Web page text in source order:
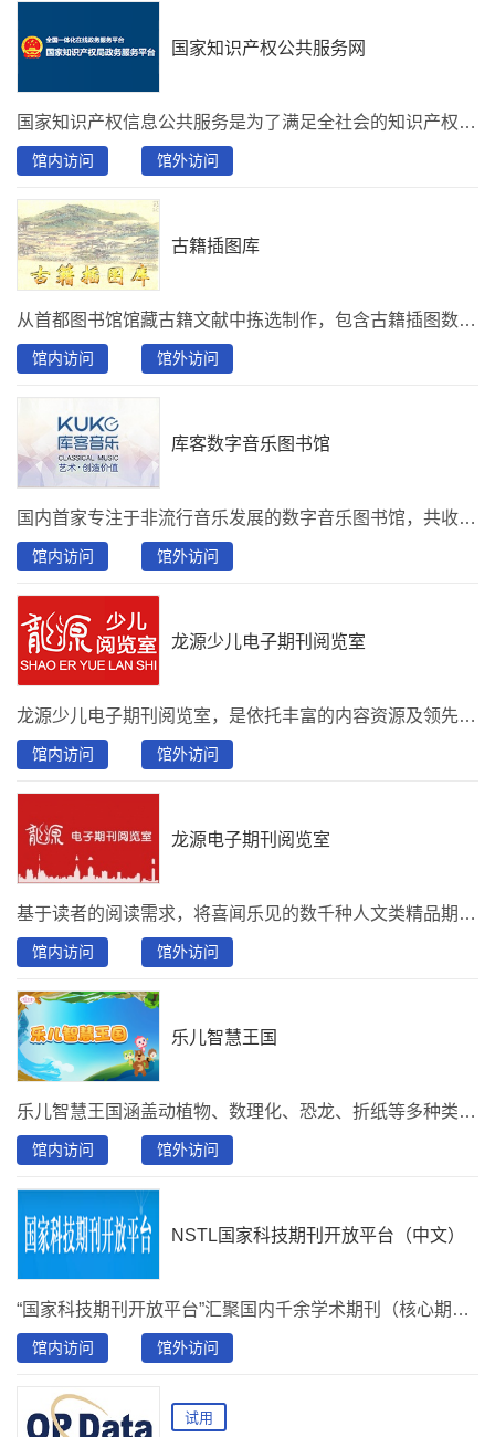
国家知识产权公共服务网
国家知识产权信息公共服务是为了满足全社会的知识产权信息基本需求、促进经济发展和科技创新而开展的知识产权信息传播利用活动，是我国知识产权有关法律和《国家知识产权战略纲要》所确定的重要工作任务之一，是知识产权制度有效运转的重要支撑。知识产权信息公共服务导航及可视化可更直观、便捷的引导公众用户获取自己需要的知识产权信息公共服务，提升知识产权信息公共服务能力。
馆内访问 馆外访问
古籍插图库
从首都图书馆馆藏古籍文献中拣选制作，包含古籍插图数据一万条。每条数据包括插图全文影像和内容标引，可以通过插图题名、绘图者、刻印者、图像内容类别（前述各类）、图中人物、地点、成图方式（木板画、石印、影印）、绘制年代、插图选取文献题名等多种途径进行关键词检索，也可以分类浏览，选图赏鉴。
馆内访问 馆外访问
库客数字音乐图书馆
国内首家专注于非流行音乐发展的数字音乐图书馆，共收藏了从中世纪时期到近现代700多个唱片厂牌、30000多位艺术家、100多种乐器、160多万首曲目。汇集了歌剧、舞蹈、音乐会现场、音乐纪录片、爵士、音乐之旅、特色电影等2000多部优秀音乐视频作品。同时，还提供5000多部配乐中英文读物，以真人朗诵的方式诠释人类文化艺术的精品。其中英语读物以西方经典文学作为起点，与优秀演员、BBC播音员合作，用故事创造出一个神奇的声音世界，旨在通过有声书的形式传播经典文学作品和古典音乐。Hi-Res提供60000多首高品质无损音源。另外还提供歌剧、音乐会、舞蹈、戏曲、相声等，提供天津音乐厅、北京音乐厅、法国剧院等剧院的演出视频。
馆内访问 馆外访问
龙源少儿电子期刊阅览室
龙源少儿电子期刊阅览室，是依托丰富的内容资源及领先的技术精心打造的一款，为少儿、教师、家长联合创建的课外综合类阅读平台。阅览室有助于青少年课外兴趣培养、教师授课和家长教育指导。分别有教育教学、少儿天地、 学生博览、健康生活、课外活动、快乐成长、学习辅导、大众阅读8大分类，资源包含500种期刊、100集音频和500种图书，推荐刊物：《读者》、《意林》、《百科知识》、《大自然探索》、《青春期健康》、《十月少年文学》、《军事文摘》、《世界博览》、《少年博览》、《中学生百科》 、《儿童故事画报》、……
馆内访问 馆外访问
龙源电子期刊阅览室
基于读者的阅读需求，将喜闻乐见的数千种人文类精品期刊，提供在线阅读的数字期刊阅览室。内容以国内出版的人文大众类精品期刊为特色，并以文本版、原貌版、语音版多元化的形式呈现，资源数量有1500种、30万册、1000万篇。
馆内访问 馆外访问
乐儿智慧王国
乐儿智慧王国涵盖动植物、数理化、恐龙、折纸等多种类别，向少儿趣味讲解多种知识，陪伴孩子开启广阔未来。
馆内访问 馆外访问
NSTL国家科技期刊开放平台（中文）
“国家科技期刊开放平台”汇聚国内千余学术期刊（核心期刊占比超70%），收录论文超500万篇，提供即时的一站式获取服务；此平台收录了“中国科学引文索引”数据库（csci.istic.ac.cn），该数据库汇集 2000 年以来 6000种中文学术期刊的论文引文全量数据，能即时展示期刊收录和引用情况，动态查询期刊的历年影响因子、引用频次、H 指数和高被引指标等。可检索浏览《中国高被引分析报告》、《中国期刊引证报告（扩刊版）》全书。
馆内访问 馆外访问
试用